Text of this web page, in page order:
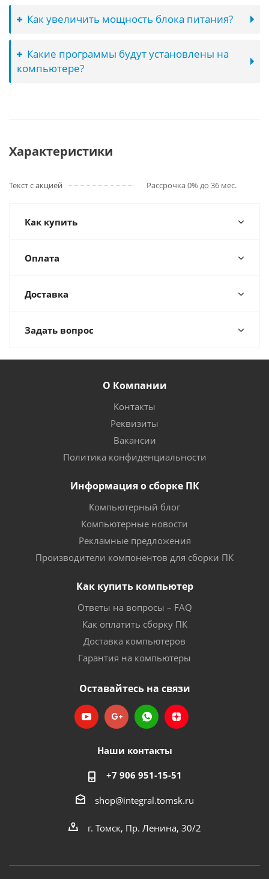
Как увеличить мощность блока питания?
Какие программы будут установлены на
компьютере?
Характеристики
Текст с акцией Рассрочка 0% до 36 мес.
Как купить
Оплата
Доставка
Задать вопрос
О Компании
Контакты
Реквизиты
Вакансии
Политика конфиденциальности
Информация о сборке ПК
Компьютерный блог
Компьютерные новости
Рекламные предложения
Производители компонентов для сборки ПК
Как купить компьютер
Ответы на вопросы – FAQ
Как оплатить сборку ПК
Доставка компьютеров
Гарантия на компьютеры
Оставайтесь на связи
Наши контакты
+7 906 951-15-51
shop@integral.tomsk.ru
г. Томск, Пр. Ленина, 30/2